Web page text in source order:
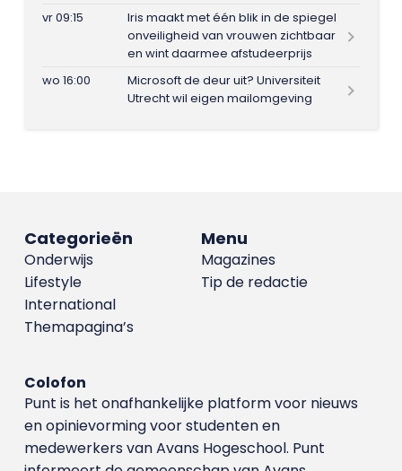
vr 09:15
Iris maakt met één blik in de spiegel
onveiligheid van vrouwen zichtbaar
en wint daarmee afstudeerprijs
wo 16:00
Microsoft de deur uit? Universiteit
Utrecht wil eigen mailomgeving
Menu
Magazines
Tip de redactie
Categorieën
Onderwijs
Lifestyle
International
Themapagina’s
Colofon
Punt is het onafhankelijke platform voor nieuws
en opinievorming voor studenten en
medewerkers van Avans Hoge­school. Punt